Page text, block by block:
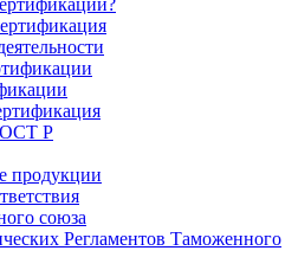
Р
продукции
союза
Регламентов Таможенного